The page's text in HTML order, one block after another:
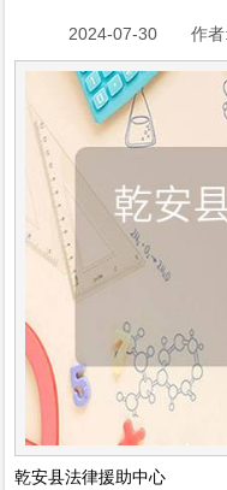
2024-07-30 作者:
乾安县法律援助中心